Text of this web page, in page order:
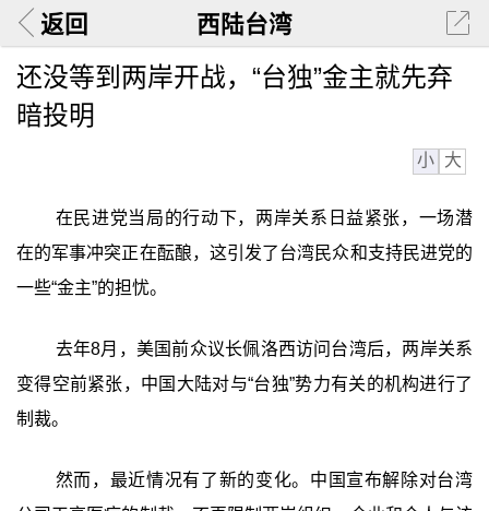
返回 西陆台湾
还没等到两岸开战，“台独”金主就先弃
暗投明
小 大
在民进党当局的行动下，两岸关系日益紧张，一场潜
在的军事冲突正在酝酿，这引发了台湾民众和支持民进党的
一些“金主”的担忧。
去年8月，美国前众议长佩洛西访问台湾后，两岸关系
变得空前紧张，中国大陆对与“台独”势力有关的机构进行了
制裁。
然而，最近情况有了新的变化。中国宣布解除对台湾